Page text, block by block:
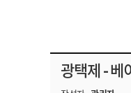
광택제 - 베